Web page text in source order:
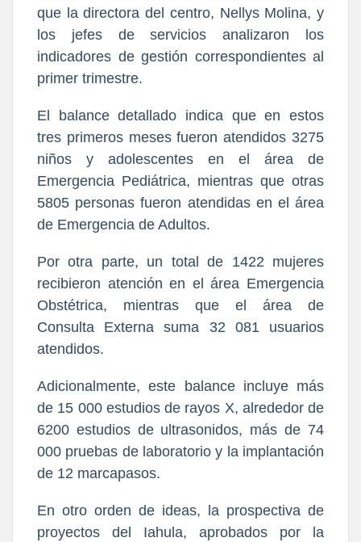
que la directora del centro, Nellys Molina, y
los jefes de servicios analizaron los
indicadores de gestión correspondientes al
primer trimestre.
El balance detallado indica que en estos
tres primeros meses fueron atendidos 3275
niños y adolescentes en el área de
Emergencia Pediátrica, mientras que otras
5805 personas fueron atendidas en el área
de Emergencia de Adultos.
Por otra parte, un total de 1422 mujeres
recibieron atención en el área Emergencia
Obstétrica, mientras que el área de
Consulta Externa suma 32 081 usuarios
atendidos.
Adicionalmente, este balance incluye más
de 15 000 estudios de rayos X, alrededor de
6200 estudios de ultrasonidos, más de 74
000 pruebas de laboratorio y la implantación
de 12 marcapasos.
En otro orden de ideas, la prospectiva de
proyectos del Iahula, aprobados por la